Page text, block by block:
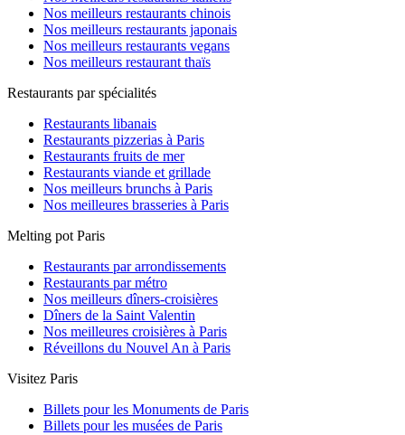
Nos meilleurs restaurants chinois
Nos meilleurs restaurants japonais
Nos meilleurs restaurants vegans
Nos meilleurs restaurant thaïs
Restaurants par spécialités
Restaurants libanais
Restaurants pizzerias à Paris
Restaurants fruits de mer
Restaurants viande et grillade
Nos meilleurs brunchs à Paris
Nos meilleures brasseries à Paris
Melting pot Paris
Restaurants par arrondissements
Restaurants par métro
Nos meilleurs dîners-croisières
Dîners de la Saint Valentin
Nos meilleures croisières à Paris
Réveillons du Nouvel An à Paris
Visitez Paris
Billets pour les Monuments de Paris
Billets pour les musées de Paris